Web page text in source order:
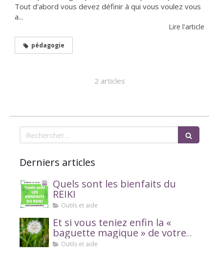
Tout d'abord vous devez définir à qui vous voulez vous
a...
Lire l'article
pédagogie
2 articles
Rechercher
Derniers articles
Quels sont les bienfaits du
REIKI
Outils et aide
Et si vous teniez enfin la «
baguette magique » de votre
bien-être ?
Outils et aide